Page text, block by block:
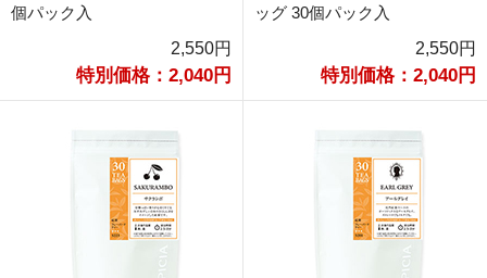
個パック入
2,550円
特別価格：2,040円
ッグ 30個パック入
2,550円
特別価格：2,040円